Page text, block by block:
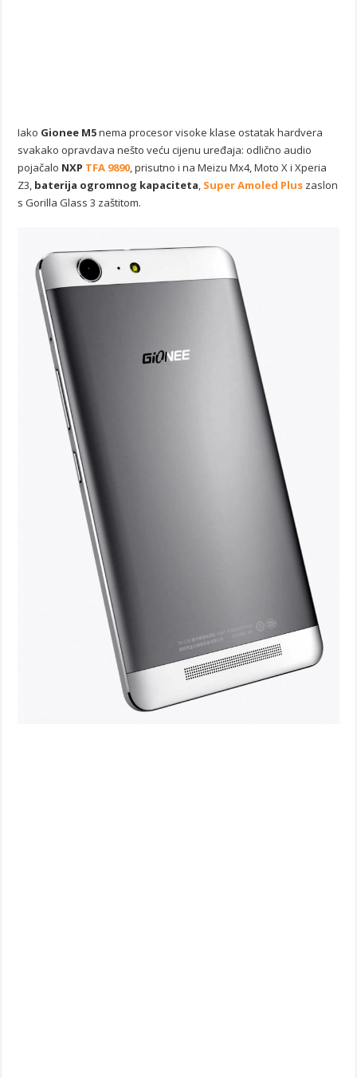
Iako Gionee M5nema procesor visoke klase ostatak hardvera
svakako opravdava nešto veću cijenu uređaja: odlično audio
pojačalo NXP TFA 9890, prisutno i na Meizu Mx4, Moto X i Xperia
Z3, baterija ogromnog kapaciteta, Super Amoled Plus zaslon
s Gorilla Glass 3 zaštitom.